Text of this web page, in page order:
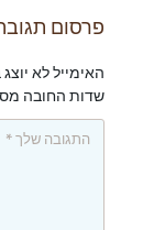
פרסום
האימייל לא
שדות החובה